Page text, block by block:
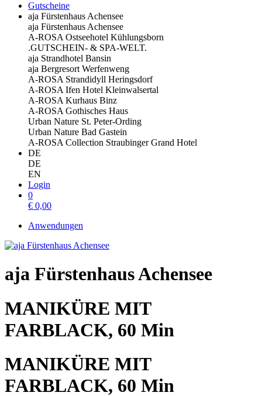
Gutscheine
aja Fürstenhaus Achensee
aja Fürstenhaus Achensee
A-ROSA Ostseehotel Kühlungsborn
.GUTSCHEIN- & SPA-WELT.
aja Strandhotel Bansin
aja Bergresort Werfenweng
A-ROSA Strandidyll Heringsdorf
A-ROSA Ifen Hotel Kleinwalsertal
A-ROSA Kurhaus Binz
A-ROSA Gothisches Haus
Urban Nature St. Peter-Ording
Urban Nature Bad Gastein
A-ROSA Collection Straubinger Grand Hotel
DE
DE
EN
Login
0
€ 0,00
Anwendungen
aja Fürstenhaus Achensee
MANIKÜRE MIT
FARBLACK, 60 Min
MANIKÜRE MIT
FARBLACK, 60 Min